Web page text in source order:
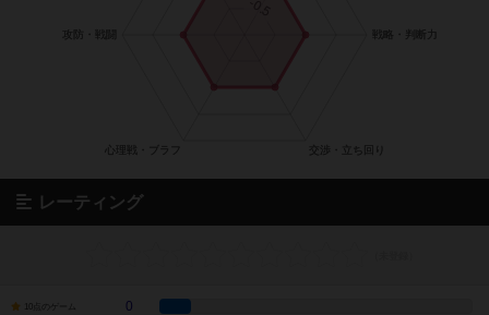
レーティング
10点のゲーム 0